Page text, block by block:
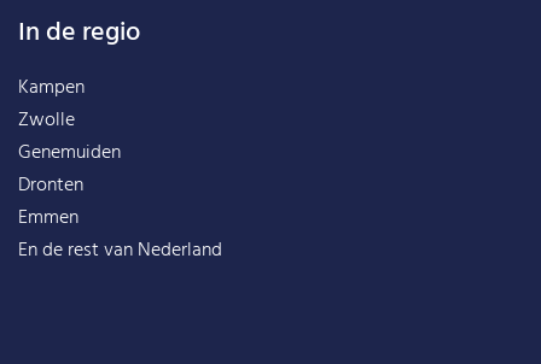
In de regio
Kampen
Zwolle
Genemuiden
Dronten
Emmen
En de rest vanNederland